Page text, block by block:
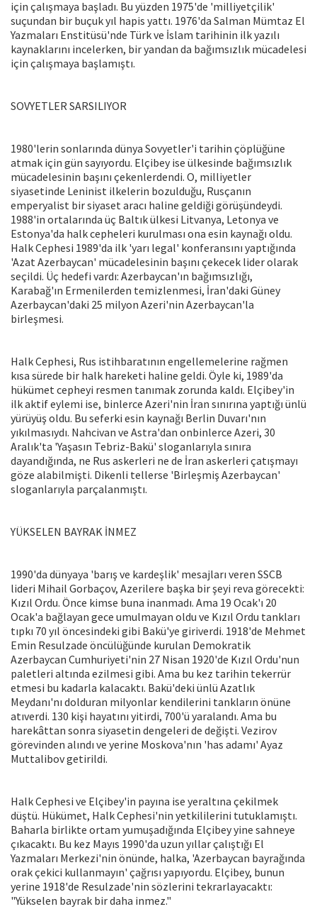
için çalışmaya başladı. Bu yüzden 1975'de 'milliyetçilik'
suçundan bir buçuk yıl hapis yattı. 1976'da Salman Mümtaz El
Yazmaları Enstitüsü'nde Türk ve İslam tarihinin ilk yazılı
kaynaklarını incelerken, bir yandan da bağımsızlık mücadelesi
için çalışmaya başlamıştı.
SOVYETLER SARSILIYOR
1980'lerin sonlarında dünya Sovyetler'i tarihin çöplüğüne
atmak için gün sayıyordu. Elçibey ise ülkesinde bağımsızlık
mücadelesinin başını çekenlerdendi. O, milliyetler
siyasetinde Leninist ilkelerin bozulduğu, Rusçanın
emperyalist bir siyaset aracı haline geldiği görüşündeydi.
1988'in ortalarında üç Baltık ülkesi Litvanya, Letonya ve
Estonya'da halk cepheleri kurulması ona esin kaynağı oldu.
Halk Cephesi 1989'da ilk 'yarı legal' konferansını yaptığında
'Azat Azerbaycan' mücadelesinin başını çekecek lider olarak
seçildi. Üç hedefi vardı: Azerbaycan'ın bağımsızlığı,
Karabağ'ın Ermenilerden temizlenmesi, İran'daki Güney
Azerbaycan'daki 25 milyon Azeri'nin Azerbaycan'la
birleşmesi.
Halk Cephesi, Rus istihbaratının engellemelerine rağmen
kısa sürede bir halk hareketi haline geldi. Öyle ki, 1989'da
hükümet cepheyi resmen tanımak zorunda kaldı. Elçibey'in
ilk aktif eylemi ise, binlerce Azeri'nin İran sınırına yaptığı ünlü
yürüyüş oldu. Bu seferki esin kaynağı Berlin Duvarı'nın
yıkılmasıydı. Nahcivan ve Astra'dan onbinlerce Azeri, 30
Aralık'ta 'Yaşasın Tebriz-Bakü' sloganlarıyla sınıra
dayandığında, ne Rus askerleri ne de İran askerleri çatışmayı
göze alabilmişti. Dikenli tellerse 'Birleşmiş Azerbaycan'
sloganlarıyla parçalanmıştı.
YÜKSELEN BAYRAK İNMEZ
1990'da dünyaya 'barış ve kardeşlik' mesajları veren SSCB
lideri Mihail Gorbaçov, Azerilere başka bir şeyi reva görecekti:
Kızıl Ordu. Önce kimse buna inanmadı. Ama 19 Ocak'ı 20
Ocak'a bağlayan gece umulmayan oldu ve Kızıl Ordu tankları
tıpkı 70 yıl öncesindeki gibi Bakü'ye giriverdi. 1918'de Mehmet
Emin Resulzade öncülüğünde kurulan Demokratik
Azerbaycan Cumhuriyeti'nin 27 Nisan 1920'de Kızıl Ordu'nun
paletleri altında ezilmesi gibi. Ama bu kez tarihin tekerrür
etmesi bu kadarla kalacaktı. Bakü'deki ünlü Azatlık
Meydanı'nı dolduran milyonlar kendilerini tankların önüne
atıverdi. 130 kişi hayatını yitirdi, 700'ü yaralandı. Ama bu
harekâttan sonra siyasetin dengeleri de değişti. Vezirov
görevinden alındı ve yerine Moskova'nın 'has adamı' Ayaz
Muttalibov getirildi.
Halk Cephesi ve Elçibey'in payına ise yeraltına çekilmek
düştü. Hükümet, Halk Cephesi'nin yetkililerini tutuklamıştı.
Baharla birlikte ortam yumuşadığında Elçibey yine sahneye
çıkacaktı. Bu kez Mayıs 1990'da uzun yıllar çalıştığı El
Yazmaları Merkezi'nin önünde, halka, 'Azerbaycan bayrağında
orak çekici kullanmayın' çağrısı yapıyordu. Elçibey, bunun
yerine 1918'de Resulzade'nin sözlerini tekrarlayacaktı:
"Yükselen bayrak bir daha inmez."